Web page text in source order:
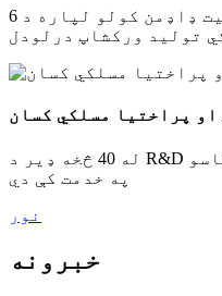
د خپلو محصولاتو کیفیت ډاډمن کولو لپاره د 6S
تولید ورکشاپ درلودل
له 40 څخه ډیر د R&D مسلکي کسان په هر وخت کې ستاسو
په خدمت کې دي
نور
خبرونه